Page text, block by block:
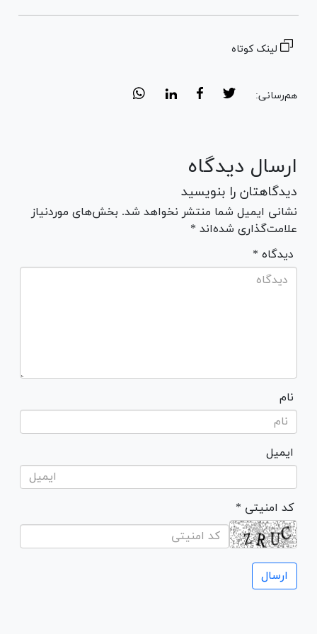
لینک کوتاه
هم‌رسانی:
ارسال دیدگاه
دیدگاهتان را بنویسید
نشانی ایمیل شما منتشر نخواهد شد. بخش‌های موردنیاز
علامت‌گذاری شده‌اند *
* دیدگاه
نام
ایمیل
* کد امنیتی